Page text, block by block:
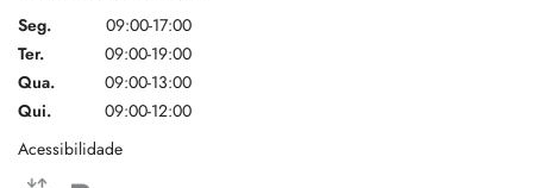
Seg.
09:00-17:00
Ter.
09:00-19:00
Qua.
09:00-13:00
Qui.
09:00-12:00
Acessibilidade